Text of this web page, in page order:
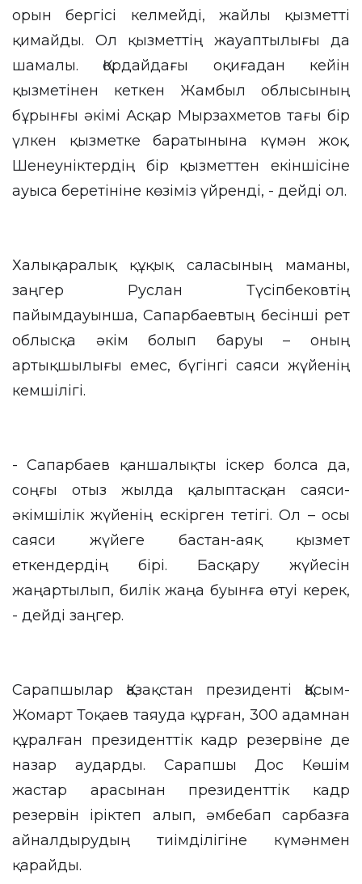
орын бергісі келмейді, жайлы қызметті
қимайды. Ол қызметтің жауаптылығы да
шамалы. Қордайдағы оқиғадан кейін
қызметінен кеткен Жамбыл облысының
бұрынғы әкімі Асқар Мырзахметов тағы бір
үлкен қызметке баратынына күмән жоқ.
Шенеуніктердің бір қызметтен екіншісіне
ауыса беретініне көзіміз үйренді, - дейді ол.
Халықаралық құқық саласының маманы,
заңгер Руслан Түсіпбековтің
пайымдауынша, Сапарбаевтың бесінші рет
облысқа әкім болып баруы – оның
артықшылығы емес, бүгінгі саяси жүйенің
кемшілігі.
- Сапарбаев қаншалықты іскер болса да,
соңғы отыз жылда қалыптасқан саяси-
әкімшілік жүйенің ескірген тетігі. Ол – осы
саяси жүйеге бастан-аяқ қызмет
еткендердің бірі. Басқару жүйесін
жаңартылып, билік жаңа буынға өтуі керек,
- дейді заңгер.
Сарапшылар Қазақстан президенті Қасым-
Жомарт Тоқаев таяуда құрған, 300 адамнан
құралған президенттік кадр резервіне де
назар аударды. Сарапшы Дос Көшім
жастар арасынан президенттік кадр
резервін іріктеп алып, әмбебап сарбазға
айналдырудың тиімділігіне күмәнмен
қарайды.